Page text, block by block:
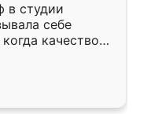
в студии
себе
качеством
уже почти